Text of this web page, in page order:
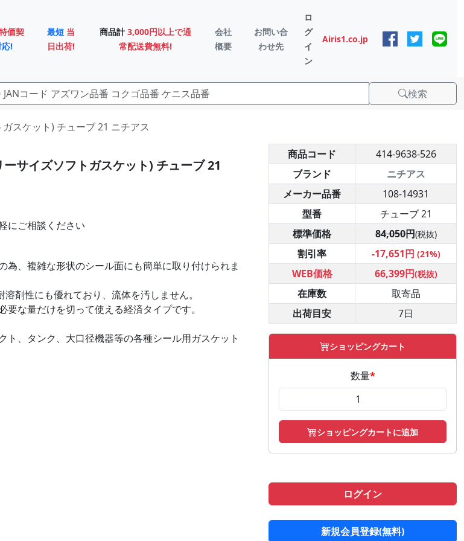
価契
!
最短 当
日出荷!
商品計 3,000円以上で通
常配送費無料!
会社
概要
お問い合
わせ先
ロ
グ
イ
ン
Airis1.co.jp
検索
スケット) チューブ 21 ニチアス
サイズソフトガスケット) チューブ 21
にご相談ください
為、複雑な形状のシール面にも簡単に取り付けられま
溶剤性にも優れており、流体を汚しません。
要な量だけを切って使える経済タイプです。
ト、タンク、大口径機器等の各種シール用ガスケット
商品コード
414-9638-526
ブランド
ニチアス
メーカー品番
108-14931
型番
チューブ 21
標準価格
84,050円(税抜)
割引率 -17,651円 (21%)
WEB価格 66,399円(税抜)
在庫数
取寄品
出荷目安
7日
ショッピングカート
数量*
ショッピングカートに追加
ログイン
新規会員登録(無料)